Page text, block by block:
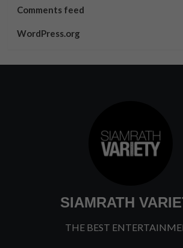
Comments feed
WordPress.org
SIAMRATH
THE BEST